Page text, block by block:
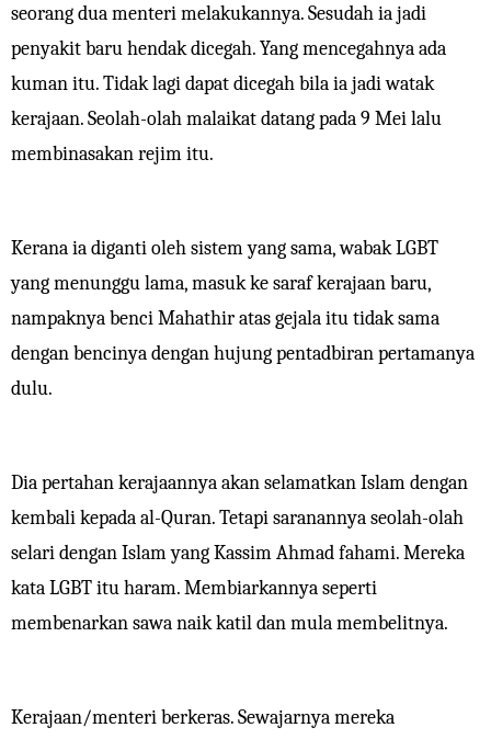
seorang dua menteri melakukannya. Sesudah ia jadi
penyakit baru hendak dicegah. Yang mencegahnya ada
kuman itu. Tidak lagi dapat dicegah bila ia jadi watak
kerajaan. Seolah-olah malaikat datang pada 9 Mei lalu
membinasakan rejim itu.
Kerana ia diganti oleh sistem yang sama, wabak LGBT
yang menunggu lama, masuk ke saraf kerajaan baru,
nampaknya benci Mahathir atas gejala itu tidak sama
dengan bencinya dengan hujung pentadbiran pertamanya
dulu.
Dia pertahan kerajaannya akan selamatkan Islam dengan
kembali kepada al-Quran. Tetapi saranannya seolah-olah
selari dengan Islam yang Kassim Ahmad fahami. Mereka
kata LGBT itu haram. Membiarkannya seperti
membenarkan sawa naik katil dan mula membelitnya.
Kerajaan/menteri berkeras. Sewajarnya mereka